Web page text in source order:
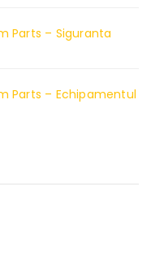
Parts – Siguranta
Parts – Echipamentul